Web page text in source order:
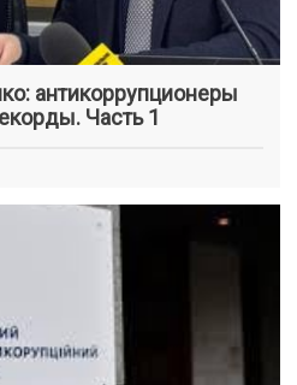
антикоррупционеры
Часть 1